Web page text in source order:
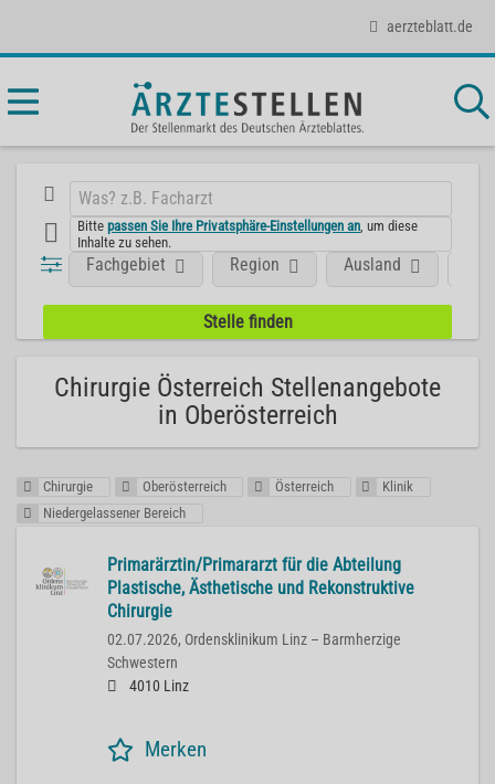
aerzteblatt.de
Bittepassen Sie Ihre Privatsphäre-Einstellungen an , um diese
Inhalte zu sehen.
Fachgebiet Region Ausland
Chirurgie Österreich Stellenangebote
in Oberösterreich
Chirurgie Oberösterreich Österreich
Klinik
Niedergelassener Bereich
Primarärztin/Primararzt für die Abteilung
Plastische, Ästhetische und Rekonstruktive
Chirurgie
02.07.2026, Ordensklinikum Linz – Barmherzige
Schwestern
4010 Linz
Merken